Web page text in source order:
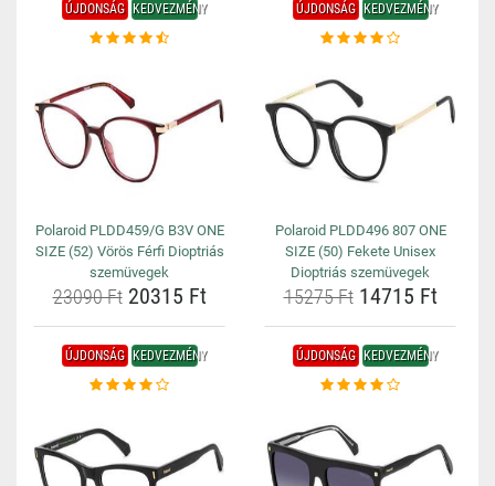
ÚJDONSÁG KEDVEZMÉNY
Polaroid PLDD459/G B3V ONE
SIZE (52) Vörös Férfi Dioptriás
szemüvegek
23090 Ft20315 Ft
ÚJDONSÁG KEDVEZMÉNY
Polaroid PLDD496 807 ONE
SIZE (50) Fekete Unisex
Dioptriás szemüvegek
15275 Ft14715 Ft
ÚJDONSÁG KEDVEZMÉNY ÚJDONSÁG KEDVEZMÉNY